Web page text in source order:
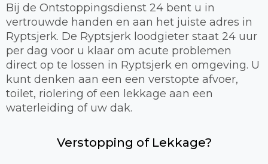
Bij de Ontstoppingsdienst 24 bent u in
vertrouwde handen en aan het juiste adres in
Ryptsjerk. De Ryptsjerk loodgieter staat 24 uur
per dag voor u klaar om acute problemen
direct op te lossen in Ryptsjerk en omgeving. U
kunt denken aan een een verstopte afvoer,
toilet, riolering of een lekkage aan een
waterleiding of uw dak.
Verstopping of Lekkage?